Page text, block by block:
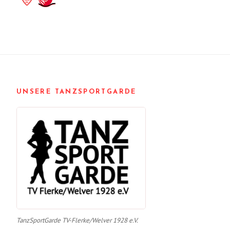
UNSERE TANZSPORTGARDE
TanzSportGarde TV-Flerke/Welver 1928 e.V.